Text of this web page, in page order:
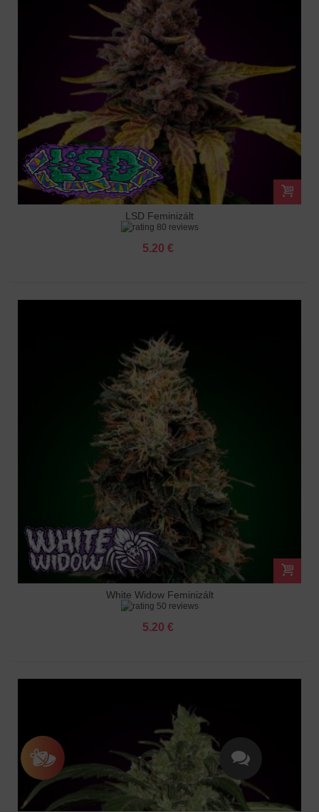
LSD Feminizált
80 reviews
5.20 €
White Widow Feminizált
50 reviews
5.20 €